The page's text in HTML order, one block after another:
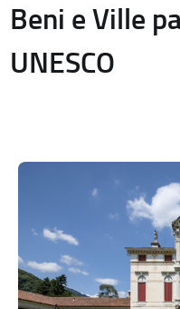
Beni e Ville
UNESCO